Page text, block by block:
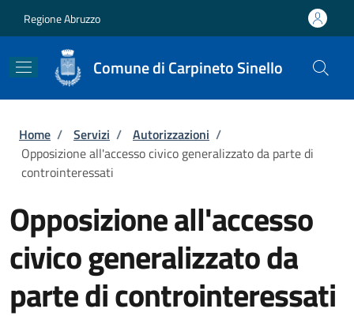
Regione Abruzzo
Comune di Carpineto Sinello
Briciole di pane
Home / Servizi / Autorizzazioni /
Opposizione all'accesso civico generalizzato da parte di
controinteressati
Opposizione all'accesso
civico generalizzato da
parte di controinteressati